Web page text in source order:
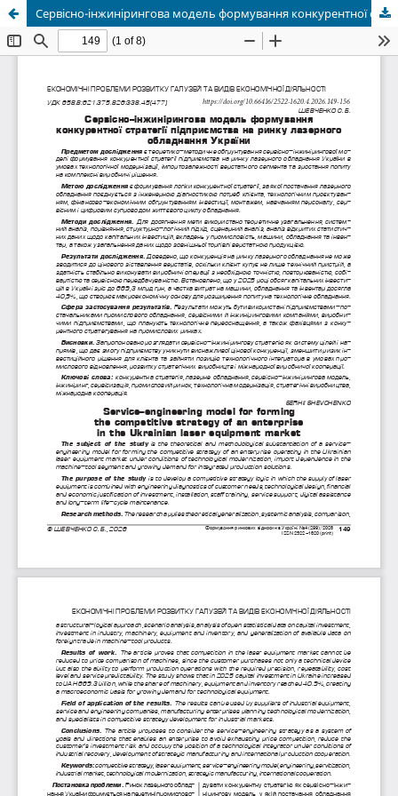
Сервісно-інжинірингова модель формування конкурентної стратегії підприємства на ринку лазерного обладнання України